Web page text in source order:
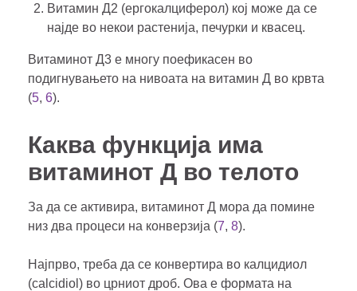
Витамин Д2 (ергокалциферол) кој може да се
најде во некои растенија, печурки и квасец.
Витаминот Д3 е многу поефикасен во
подигнувањето на нивоата на витамин Д во крвта
(5, 6).
Каква функција има
витаминот Д во телото
За да се активира, витаминот Д мора да помине
низ два процеси на конверзија (7, 8).
Најпрво, треба да се конвертира во калцидиол
(calcidiol) во црниот дроб. Ова е формата на